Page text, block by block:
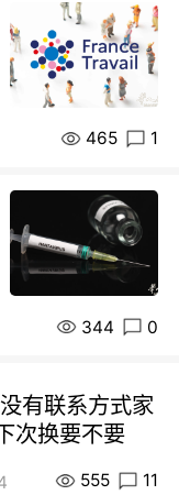
465 1
344 0
有联系方式家
次换要不要
555 11